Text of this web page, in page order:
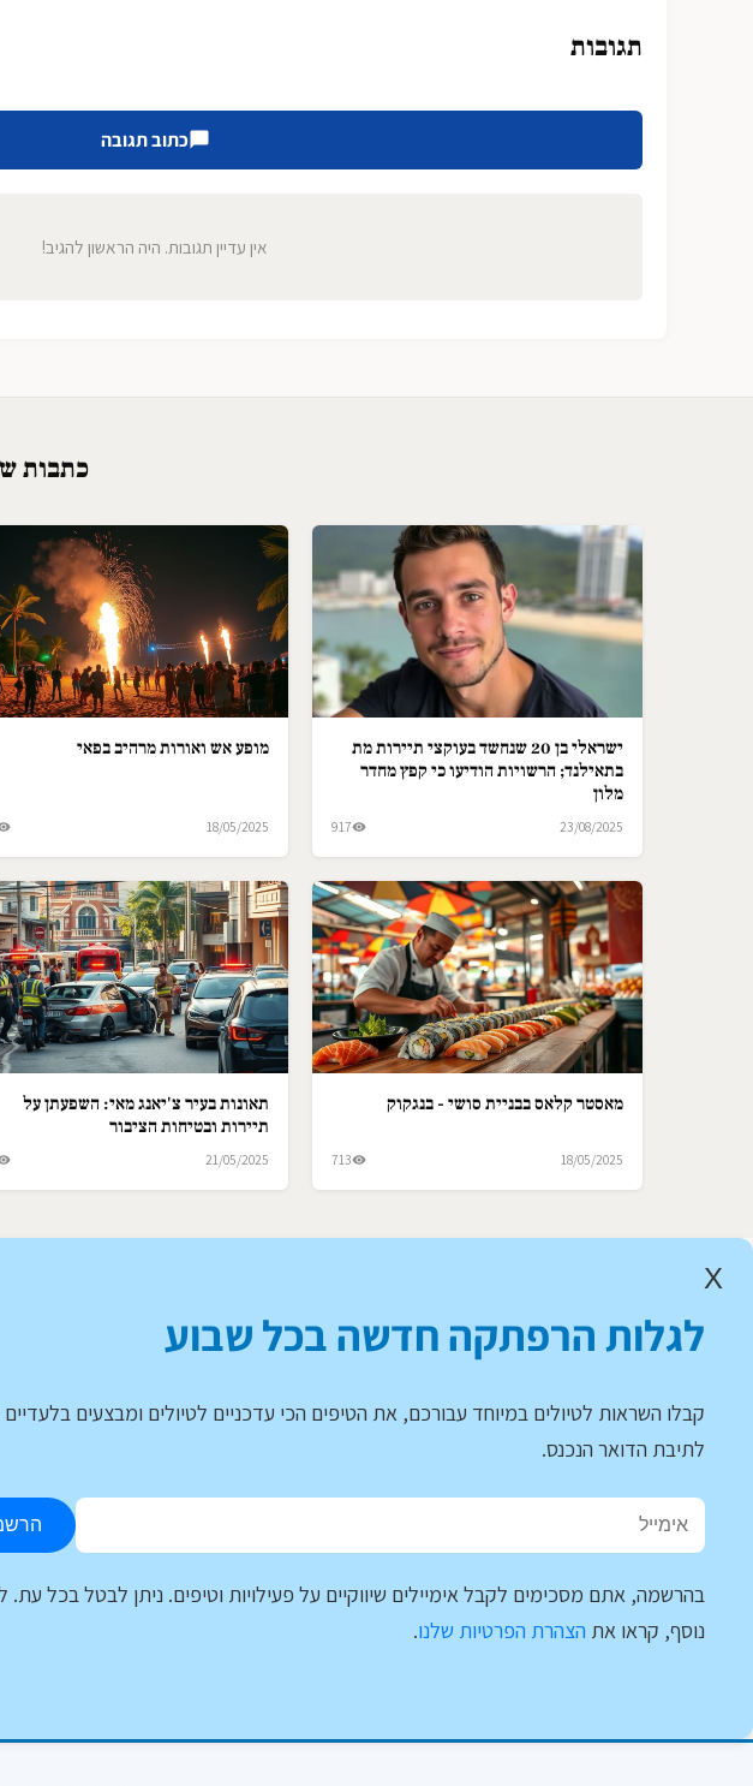
תגובות
כתוב תגובה
אין עדיין תגובות. היה הראשון להגיב!
כתבות
ישראלי בן 20 שנחשד בעוקצי תיירות מת
בתאילנד; הרשויות הודיעו כי קפץ מחדר
מלון
23/08/2025
917
מופע אש ואורות מרהיב בפאי
18/05/2025
מאסטר קלאס בבניית סושי - בנגקוק
18/05/2025
713
תאונות בעיר צ'יאנג מאי: השפעתן על
תיירות ובטיחות הציבור
21/05/2025
X
לגלות הרפתקה חדשה בכל שבוע
קבלו השראות לטיולים במיוחד עבורכם, את הטיפים הכי עדכניים לטיולים ומבצעים בלעדיים
לתיבת הדואר הנכנס.
בהרשמה, אתם מסכימים לקבל אימיילים שיווקיים על פעילויות וטיפים. ניתן לבטל בכל עת.
נוסף, קראו את הצהרת הפרטיות שלנו.